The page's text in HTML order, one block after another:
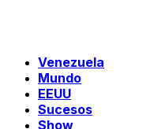
Venezuela
Mundo
EEUU
Sucesos
Show